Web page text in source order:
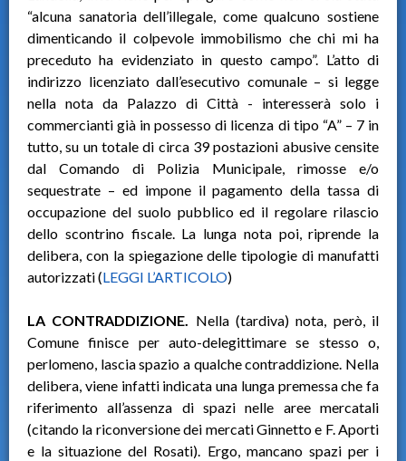
“alcuna sanatoria dell’illegale, come qualcuno sostiene
dimenticando il colpevole immobilismo che chi mi ha
preceduto ha evidenziato in questo campo”. L’atto di
indirizzo licenziato dall’esecutivo comunale – si legge
nella nota da Palazzo di Città - interesserà solo i
commercianti già in possesso di licenza di tipo “A” – 7 in
tutto, su un totale di circa 39 postazioni abusive censite
dal Comando di Polizia Municipale, rimosse e/o
sequestrate – ed impone il pagamento della tassa di
occupazione del suolo pubblico ed il regolare rilascio
dello scontrino fiscale. La lunga nota poi, riprende la
delibera, con la spiegazione delle tipologie di manufatti
autorizzati (LEGGI L’ARTICOLO)
LA CONTRADDIZIONE. Nella (tardiva) nota, però, il
Comune finisce per auto-delegittimare se stesso o,
perlomeno, lascia spazio a qualche contraddizione. Nella
delibera, viene infatti indicata una lunga premessa che fa
riferimento all’assenza di spazi nelle aree mercatali
(citando la riconversione dei mercati Ginnetto e F. Aporti
e la situazione del Rosati). Ergo, mancano spazi per i